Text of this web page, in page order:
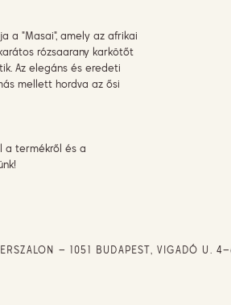
a "Masai", amely az afrikai
rózsaarany karkötőt
Az elegáns és eredeti
mellett hordva az ősi
a termékről és a
– 1051 BUDAPEST, VIGADÓ U.